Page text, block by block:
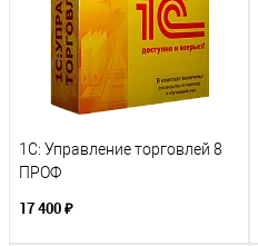
1С: Управление торговлей 8
ПРОФ
17 400 ₽